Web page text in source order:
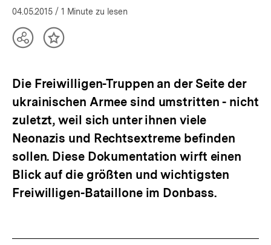
04.05.2015 / 1 Minute zu lesen
TeilenInhalt
Die Freiwilligen-Truppen an der Seite der
ukrainischen Armee sind umstritten - nicht
zuletzt, weil sich unter ihnen viele
Neonazis und Rechtsextreme befinden
sollen. Diese Dokumentation wirft einen
Blick auf die größten und wichtigsten
Freiwilligen-Bataillone im Donbass.